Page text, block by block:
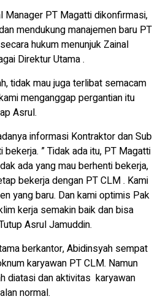
Manager PT Magatti dikonfirmasi,
mendukung manajemen baru PT
hukum menunjuk Zainal
Direktur Utama .
tidak mau juga terlibat semacam
menganggap pergantian itu
Asrul.
informasi Kontraktor dan Sub
” Tidak ada itu, PT Magatti
ada yang mau berhenti bekerja,
bekerja dengan PT CLM . Kami
yang baru. Dan kami optimis Pak
kerja semakin baik dan bisa
Asrul Jamuddin.
berkantor, Abidinsyah sempat
karyawan PT CLM. Namun
diatasi dan aktivitas karyawan
normal.